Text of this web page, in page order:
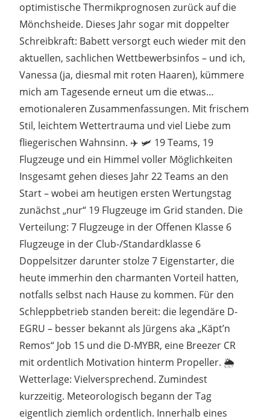
optimistische Thermikprognosen zurück auf die
Mönchsheide. Dieses Jahr sogar mit doppelter
Schreibkraft: Babett versorgt euch wieder mit den
aktuellen, sachlichen Wettbewerbsinfos – und ich,
Vanessa (ja, diesmal mit roten Haaren), kümmere
mich am Tagesende erneut um die etwas…
emotionaleren Zusammenfassungen. Mit frischem
Stil, leichtem Wettertrauma und viel Liebe zum
fliegerischen Wahnsinn. ✈️ 🛩️ 19 Teams, 19
Flugzeuge und ein Himmel voller Möglichkeiten
Insgesamt gehen dieses Jahr 22 Teams an den
Start – wobei am heutigen ersten Wertungstag
zunächst „nur“ 19 Flugzeuge im Grid standen. Die
Verteilung: 7 Flugzeuge in der Offenen Klasse 6
Flugzeuge in der Club-/Standardklasse 6
Doppelsitzer darunter stolze 7 Eigenstarter, die
heute immerhin den charmanten Vorteil hatten,
notfalls selbst nach Hause zu kommen. Für den
Schleppbetrieb standen bereit: die legendäre D-
EGRU – besser bekannt als Jürgens aka „Käpt’n
Remos“ Job 15 und die D-MYBR, eine Breezer CR
mit ordentlich Motivation hinterm Propeller. 🌦️
Wetterlage: Vielversprechend. Zumindest
kurzzeitig. Meteorologisch begann der Tag
eigentlich ziemlich ordentlich. Innerhalb eines